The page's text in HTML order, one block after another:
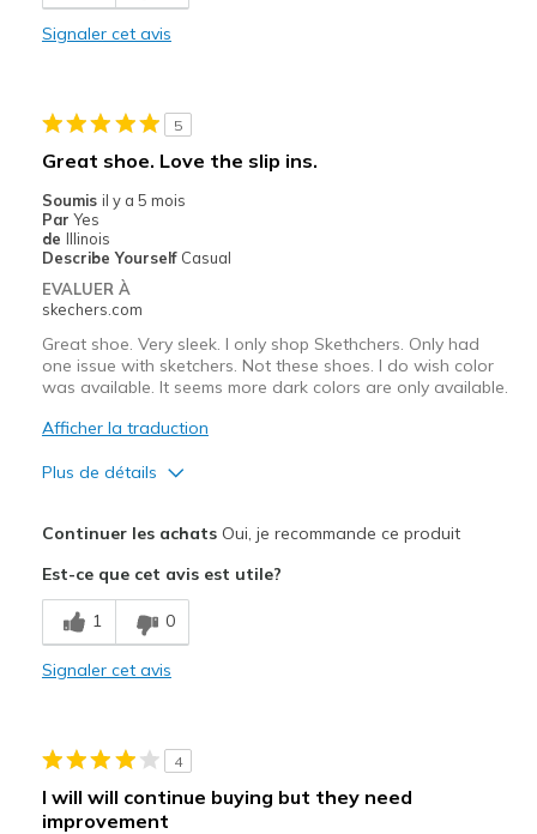
Le contre
Too big
Casual Wear
Sizing
View On Shoes
I'm Really Into Shoes
Signaler cet avis
5
Great shoe. Love the slip ins.
Soumis il y a 5 mois
Par Yes
de Illinois
Describe Yourself Casual
EVALUER À
skechers.com
Great shoe. Very sleek. I only shop Skethchers. Only had
one issue with sketchers. Not these shoes. I do wish color
was available. It seems more dark colors are only available.
Afficher la traduction
Plus de détails
Comfortable
Les meilleures utilisations
Casual Wear
Sizing
View On Shoes
I'm Into Shoes
Continuer les achatsOui, je recommande ce produit
Est-ce que cet avis est utile?
1 0
Signaler cet avis
4
I will will continue buying but they need
improvement